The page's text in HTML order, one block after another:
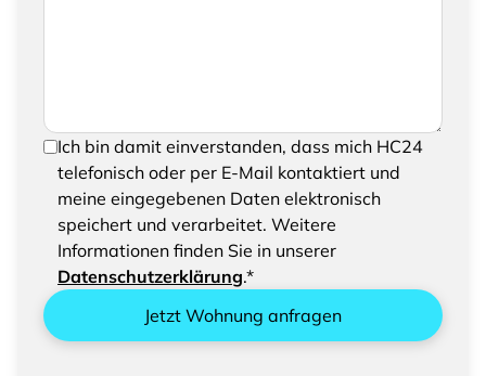
Um Ihre Anfrage senden zu können, bestätigen
Sie bitte das Speichern und Verarbeiten Ihrer
eingegebenen Daten
Ich bin damit einverstanden, dass mich HC24
telefonisch oder per E-Mail kontaktiert und
meine eingegebenen Daten elektronisch
speichert und verarbeitet. Weitere
Informationen finden Sie in unserer
Datenschutzerklärung.*
Jetzt Wohnung anfragen